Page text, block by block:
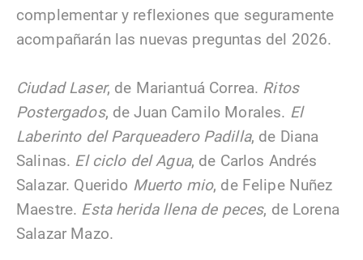
complementar y reflexiones que seguramente
acompañarán las nuevas preguntas del 2026.
Ciudad Laser, de Mariantuá Correa. Ritos
Postergados, de Juan Camilo Morales. El
Laberinto del Parqueadero Padilla, de Diana
Salinas. El ciclo del Agua, de Carlos Andrés
Salazar. Querido Muerto mio, de Felipe Nuñez
Maestre. Esta herida llena de peces, de Lorena
Salazar Mazo.